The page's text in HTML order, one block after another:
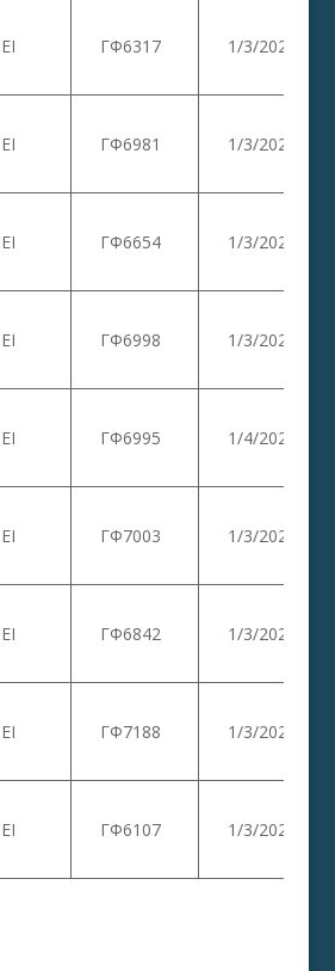
ΓΦ6317 1/3/2023
ΓΦ6981 1/3/2023
ΓΦ6654 1/3/2023
ΓΦ6998 1/3/2023
ΓΦ6995 1/4/2023
ΓΦ7003 1/3/2023
ΓΦ6842 1/3/2023
ΓΦ7188 1/3/2023
ΓΦ6107 1/3/2023